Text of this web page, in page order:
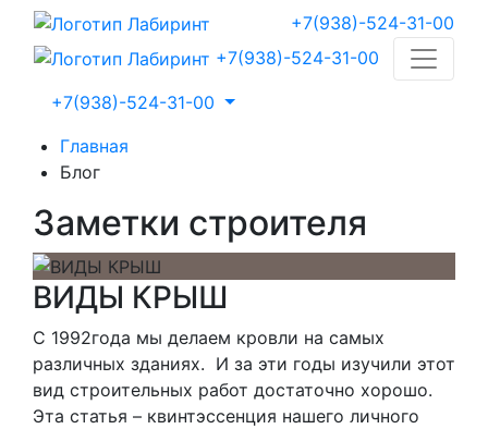
+7(938)-524-31-00
+7(938)-524-31-00
+7(938)-524-31-00
Главная
Блог
Заметки строителя
ВИДЫ КРЫШ
С 1992года мы делаем кровли на самых
различных зданиях. И за эти годы изучили этот
вид строительных работ достаточно хорошо.
Эта статья – квинтэссенция нашего личного